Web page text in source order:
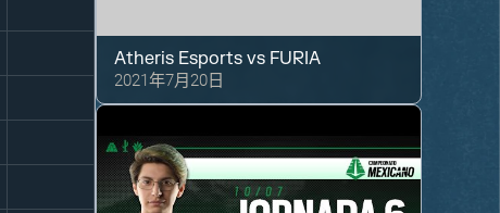
Atheris Esports vs FURIA
2021年7月20日